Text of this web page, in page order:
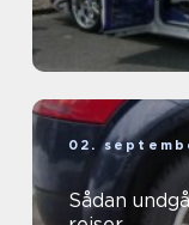
02.
Sådan